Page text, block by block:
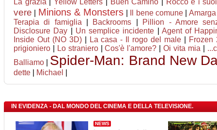
vere Minions & Monsters Il bene comune|
Terapia di famiglia
Backrooms
Pillion - Amore
Disclosure Day
Un semplice incidente
Agent of
Inside Out (NO 3D)| La casa - Il rogo del male|
Frozen
prigioniero
Lo straniero|Cos'è l'amore? |Oi vita mia
Balliamo
Spider-Man: Brand New
dette Michael
IN EVIDENZA - DAL MONDO DEL CINEMA E DELLA TELEVISIONE.
NEWS